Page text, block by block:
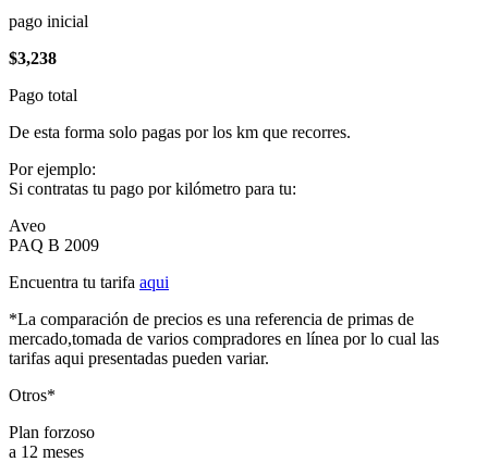
pago inicial
$3,238
Pago total
De esta forma solo pagas por los km que recorres.
Por ejemplo:
Si contratas tu pago por kilómetro para tu:
Aveo
PAQ B 2009
Encuentra tu tarifa aqui
*La comparación de precios es una referencia de primas de
mercado,tomada de varios compradores en línea por lo cual las
tarifas aqui presentadas pueden variar.
Otros*
Plan forzoso
a 12 meses